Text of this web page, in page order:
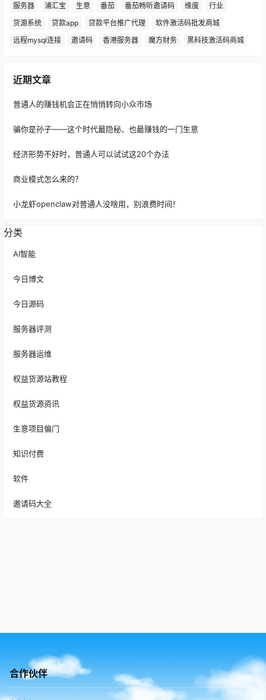
服务器
浦汇宝 生意 番茄 番茄畅听邀请码 维度
行业
货源系统
贷款app 贷款平台推广代理
软件激活码批发商城
远程mysql连接
邀请码 香港服务器 魔方财务 黑科技激活码商城
近期文章
普通人的赚钱机会正在悄悄转向小众市场
骗你是孙子——这个时代最隐秘、也最赚钱的一门生意
经济形势不好时，普通人可以试试这20个办法
商业模式怎么来的？
小龙虾openclaw对普通人没啥用，别浪费时间！
分类
AI智能
今日博文
今日源码
服务器评测
服务器运维
权益货源站教程
权益货源资讯
生意项目偏门
知识付费
软件
邀请码大全
合作伙伴